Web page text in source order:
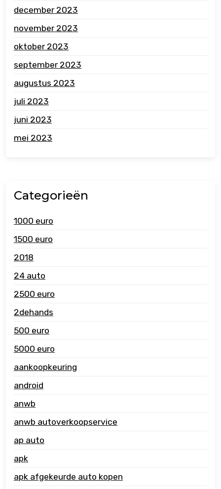
december 2023
november 2023
oktober 2023
september 2023
augustus 2023
juli 2023
juni 2023
mei 2023
Categorieën
1000 euro
1500 euro
2018
24 auto
2500 euro
2dehands
500 euro
5000 euro
aankoopkeuring
android
anwb
anwb autoverkoopservice
ap auto
apk
apk afgekeurde auto kopen